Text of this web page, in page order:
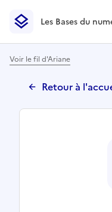
Les Bases du
Les Bases du
Voir le fil d'Ariane
Retour à